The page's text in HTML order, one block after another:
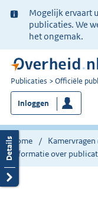
Ter
informatie:
Mogelijk ervaart
publicaties. We
het ongemak.
U
bent
nu
hier:
Publicaties Officiële
Inloggen
Home
Informatie over